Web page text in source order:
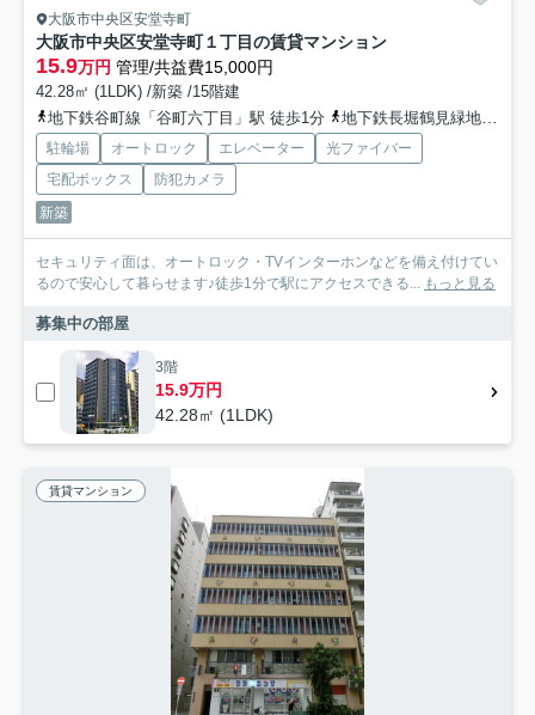
大阪市中央区安堂寺町
大阪市中央区安堂寺町１丁目の賃貸マンション
15.9万円 管理/共益費15,000円
42.28㎡ (1LDK) /新築 /15階建
地下鉄谷町線「谷町六丁目」駅 徒歩1分
地下鉄長堀鶴見緑地「松屋町」駅 徒歩6分
駐輪場 オートロック エレベーター
光ファイバー
宅配ボックス
防犯カメラ
新築
セキュリティ面は、オートロック・TVインターホンなどを備え付けてい
るので安心して暮らせます♪徒歩1分で駅にアクセスできる... もっと見る
募集中の部屋
3階
15.9万円
42.28㎡ (1LDK)
賃貸マンション